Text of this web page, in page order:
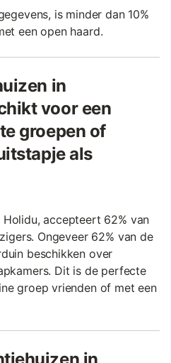
is minder dan 10%
een open haard.
in
voor een
groepen of
als
accepteert 62% van
Ongeveer 62% van de
beschikken over
Dit is de perfecte
groep vrienden of met een